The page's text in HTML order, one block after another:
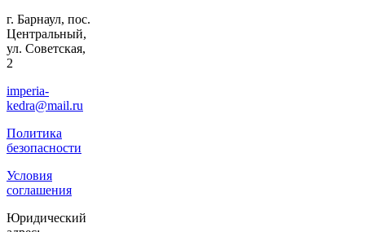
г. Барнаул, пос.
Центральный,
ул. Советская,
2
imperia-
kedra@mail.ru
Политика
безопасности
Условия
соглашения
Юридический